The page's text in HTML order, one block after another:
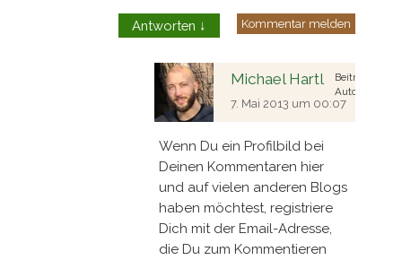
Antworten ↓ Kommentar melden
Michael Hartl
Beitrags
Autor
7. Mai 2013 um 00:07
Wenn Du ein Profilbild bei
Deinen Kommentaren hier
und auf vielen anderen Blogs
haben möchtest, registriere
Dich mit der Email-Adresse,
die Du zum Kommentieren